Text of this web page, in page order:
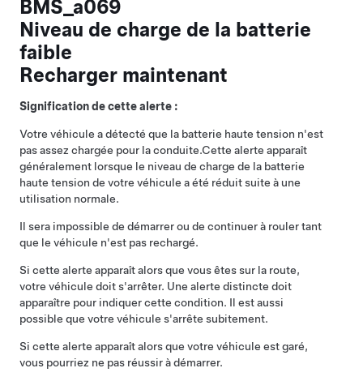
BMS_a069
Niveau de charge de la batterie
faible
Recharger maintenant
Signification de cette alerte :
Votre véhicule a détecté que la batterie haute tension n'est
pas assez chargée pour la conduite.Cette alerte apparaît
généralement lorsque le niveau de charge de la batterie
haute tension de votre véhicule a été réduit suite à une
utilisation normale.
Il sera impossible de démarrer ou de continuer à rouler tant
que le véhicule n'est pas rechargé.
Si cette alerte apparaît alors que vous êtes sur la route,
votre véhicule doit s'arrêter. Une alerte distincte doit
apparaître pour indiquer cette condition. Il est aussi
possible que votre véhicule s'arrête subitement.
Si cette alerte apparaît alors que votre véhicule est garé,
vous pourriez ne pas réussir à démarrer.